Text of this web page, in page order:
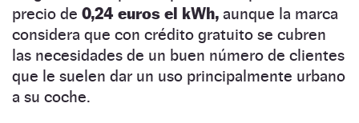
precio de 0,24 euros el kWh, aunque la marca
considera que con crédito gratuito se cubren
las necesidades de un buen número de clientes
que le suelen dar un uso principalmente urbano
a su coche.